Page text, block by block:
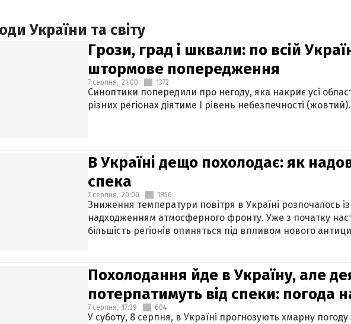
України та світу
Грози, град і шквали: по всій
штормове попередження
7 серпня, 21:00 1372
Синоптики попередили про негоду, яка накриє усі
різних регіонах діятиме І рівень небезпечності (жовтий).
В Україні дещо похолодає: як
спека
7 серпня, 20:00 1856
Зниження температури повітря в Україні розпочалось із
надходженням атмосферного фронту. Уже з початку
більшість регіонів опиняться під впливом нового
Похолодання йде в Україну, але
потерпатимуть від спеки: погода
7 серпня, 17:39 604
У суботу, 8 серпня, в Україні прогнозують хмарну